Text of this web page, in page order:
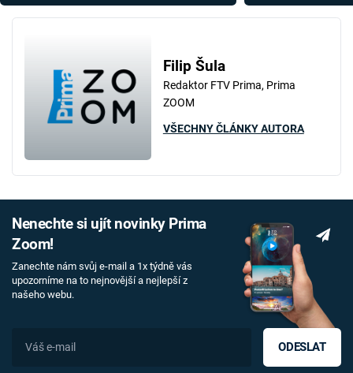
Filip Šula
Redaktor FTV Prima, Prima
ZOOM
VŠECHNY ČLÁNKY AUTORA
Nenechte si ujít novinky Prima
Zoom!
Zanechte nám svůj e-mail a 1x týdně vás
upozorníme na to nejnovější a nejlepší z
našeho webu.
ODESLAT